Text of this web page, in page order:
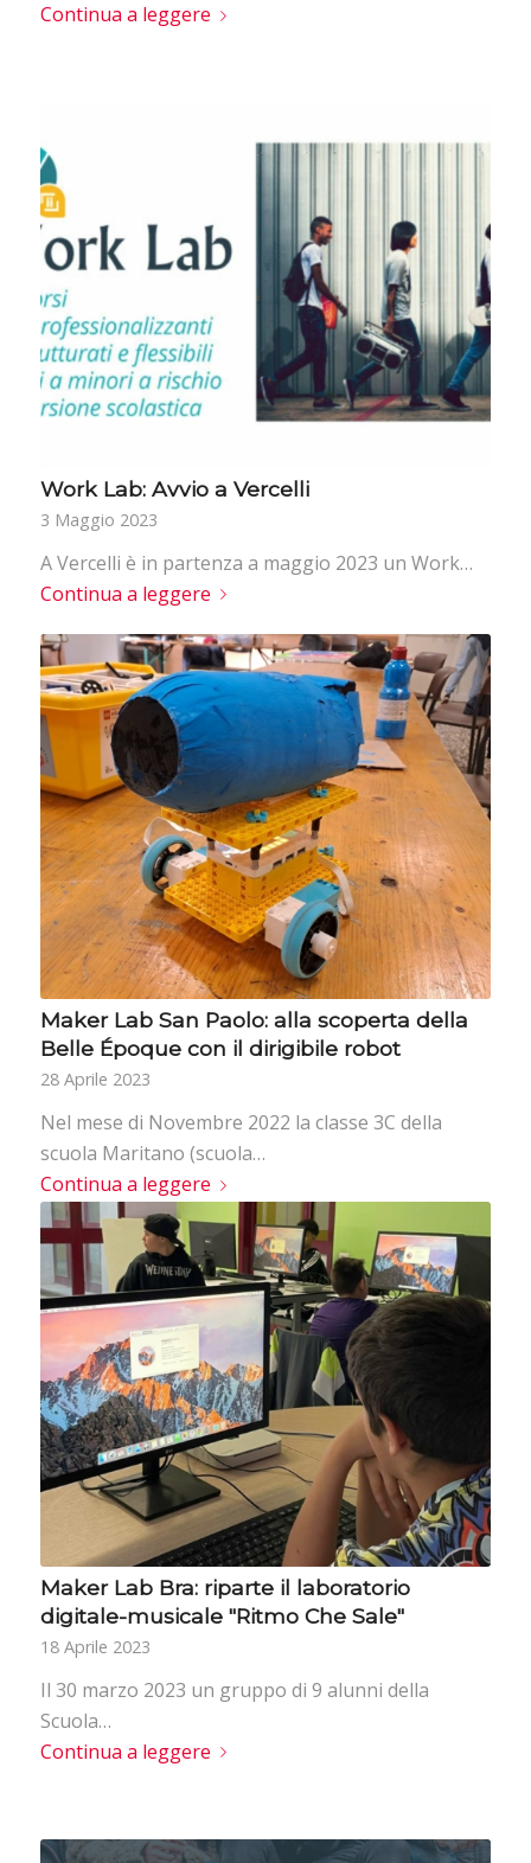
Continua a leggere
Work Lab: Avvio a Vercelli
3 Maggio 2023
A Vercelli è in partenza a maggio 2023 un Work…
Continua a leggere
Maker Lab San Paolo: alla scoperta della
Belle Époque con il dirigibile robot
28 Aprile 2023
Nel mese di Novembre 2022 la classe 3C della
scuola Maritano (scuola…
Continua a leggere
Maker Lab Bra: riparte il laboratorio
digitale-musicale "Ritmo Che Sale"
18 Aprile 2023
Il 30 marzo 2023 un gruppo di 9 alunni della
Scuola…
Continua a leggere